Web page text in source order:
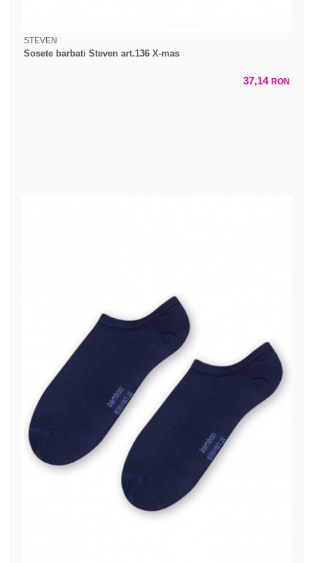
STEVEN
Sosete barbati Steven art.136 X-mas
37,14 RON